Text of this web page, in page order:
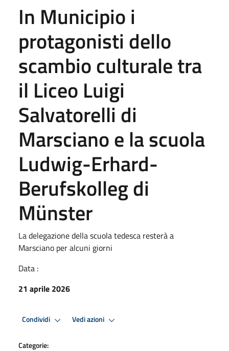
In Municipio i
protagonisti dello
scambio culturale tra
il Liceo Luigi
Salvatorelli di
Marsciano e la scuola
Ludwig-Erhard-
Berufskolleg di
Münster
La delegazione della scuola tedesca resterà a
Marsciano per alcuni giorni
Data :
21 aprile 2026
Condividi Vedi azioni
Categorie: